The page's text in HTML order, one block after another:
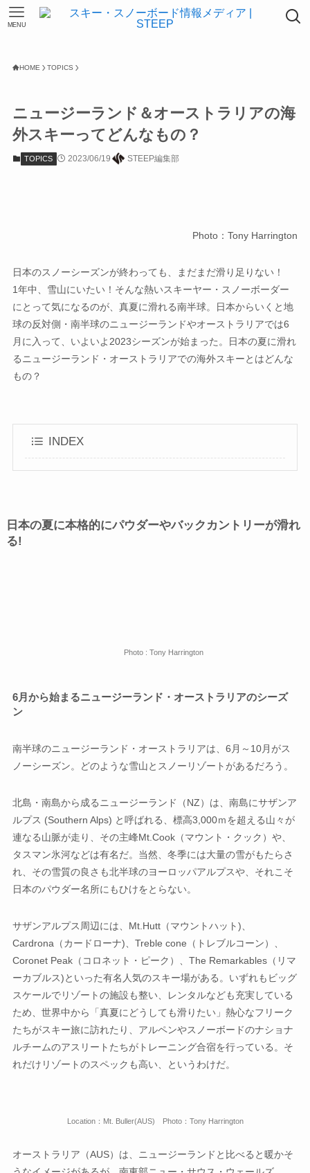
MENU
HOME TOPICS
ニュージーランド＆オーストラリアの海
外スキーってどんなもの？
TOPICS 2023/06/19 STEEP編集部
Photo：Tony Harrington
日本のスノーシーズンが終わっても、まだまだ滑り足りない！
1年中、雪山にいたい！そんな熱いスキーヤー・スノーボーダー
にとって気になるのが、真夏に滑れる南半球。日本からいくと地
球の反対側・南半球のニュージーランドやオーストラリアでは6
月に入って、いよいよ2023シーズンが始まった。日本の夏に滑れ
るニュージーランド・オーストラリアでの海外スキーとはどんな
もの？
INDEX
日本の夏に本格的にパウダーやバックカントリーが滑れ
る!
Photo : Tony Harrington
6月から始まるニュージーランド・オーストラリアのシーズ
ン
南半球のニュージーランド・オーストラリアは、6月～10月がス
ノーシーズン。どのような雪山とスノーリゾートがあるだろう。
北島・南島から成るニュージーランド（NZ）は、南島にサザンア
ルプス (Southern Alps) と呼ばれる、標高3,000ｍを超える山々が
連なる山脈が走り、その主峰Mt.Cook（マウント・クック）や、
タスマン氷河などは有名だ。当然、冬季には大量の雪がもたらさ
れ、その雪質の良さも北半球のヨーロッパアルプスや、それこそ
日本のパウダー名所にもひけをとらない。
サザンアルプス周辺には、Mt.Hutt（マウントハット)、
Cardrona（カードローナ)、Treble cone（トレブルコーン）、
Coronet Peak（コロネット・ピーク）、The Remarkables（リマ
ーカブルス)といった有名人気のスキー場がある。いずれもビッグ
スケールでリゾートの施設も整い、レンタルなども充実している
ため、世界中から「真夏にどうしても滑りたい」熱心なフリーク
たちがスキー旅に訪れたり、アルペンやスノーボードのナショナ
ルチームのアスリートたちがトレーニング合宿を行っている。そ
れだけリゾートのスペックも高い、というわけだ。
Location：Mt. Buller(AUS) Photo：Tony Harrington
オーストラリア（AUS）は、ニュージーランドと比べると暖かそ